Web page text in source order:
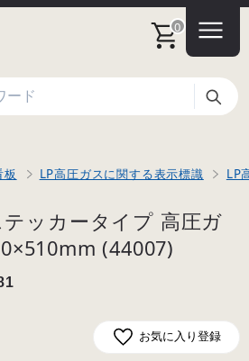
0
板 LP高圧ガスに関する表示標識 LP
ッカータイプ 高圧ガ
(44007)
お気に入り登録